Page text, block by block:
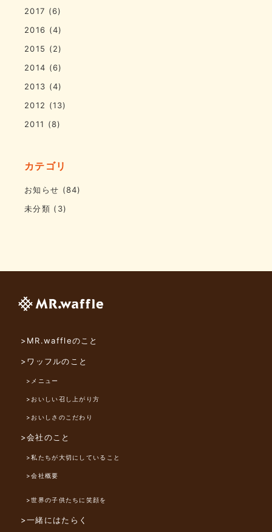
2017 (6)
2016 (4)
2015 (2)
2014 (6)
2013 (4)
2012 (13)
2011 (8)
カテゴリ
お知らせ (84)
未分類 (3)
>MR.waffleのこと
>ワッフルのこと
>メニュー
>おいしい召し上がり方
>おいしさのこだわり
>会社のこと
>私たちが大切にしていること
>会社概要
>世界の子供たちに笑顔を
>一緒にはたらく